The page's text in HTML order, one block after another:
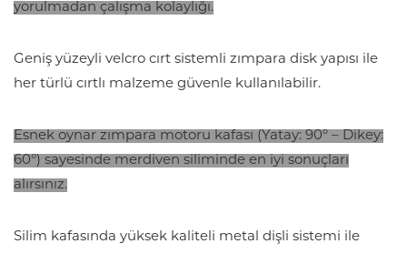
yorulmadan çalışma kolaylığı.
Geniş yüzeyli velcro cırt sistemli zımpara disk yapısı ile
her türlü cırtlı malzeme güvenle kullanılabilir.
Esnek oynar zımpara motoru kafası (Yatay: 90° – Dikey:
60°) sayesinde merdiven siliminde en iyi sonuçları
alırsınız.
Silim kafasında yüksek kaliteli metal dişli sistemi ile